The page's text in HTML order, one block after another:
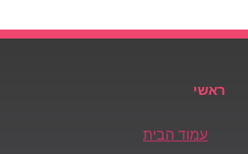
ראשי
עמוד הבית